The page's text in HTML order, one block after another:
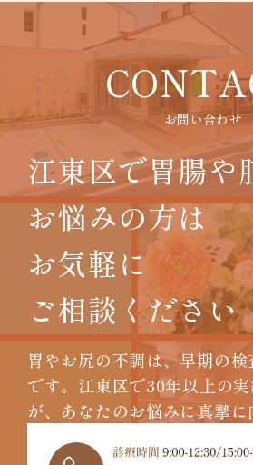
お問い合わせ
江東区で胃腸や
お悩みの方は
お気軽に
ご相談ください
胃やお尻の不調は、早期の
です。 江東区で30年以上の
が、 あなたのお悩みに真摯に